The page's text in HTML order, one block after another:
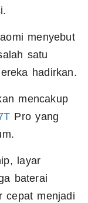
menyebut
satu
hadirkan.
mencakup
Pro yang
layar
baterai
cepat menjadi